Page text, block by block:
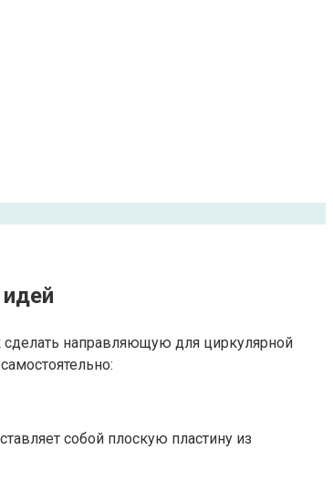
собой плоскую пластину из